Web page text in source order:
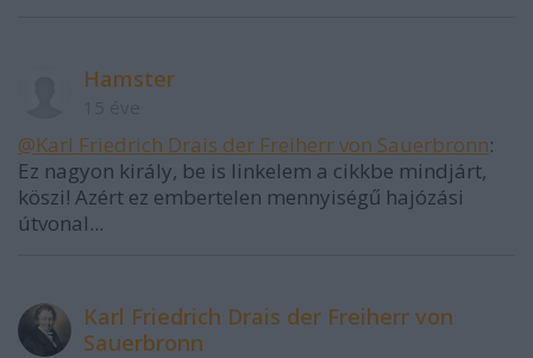
Hamster
@Karl Friedrich Drais der Freiherr von Sauerbronn:
Ez nagyon király, be is linkelem a cikkbe mindjárt,
köszi! Azért ez embertelen mennyiségű hajózási
útvonal...
Karl Friedrich Drais der Freiherr von
Sauerbronn